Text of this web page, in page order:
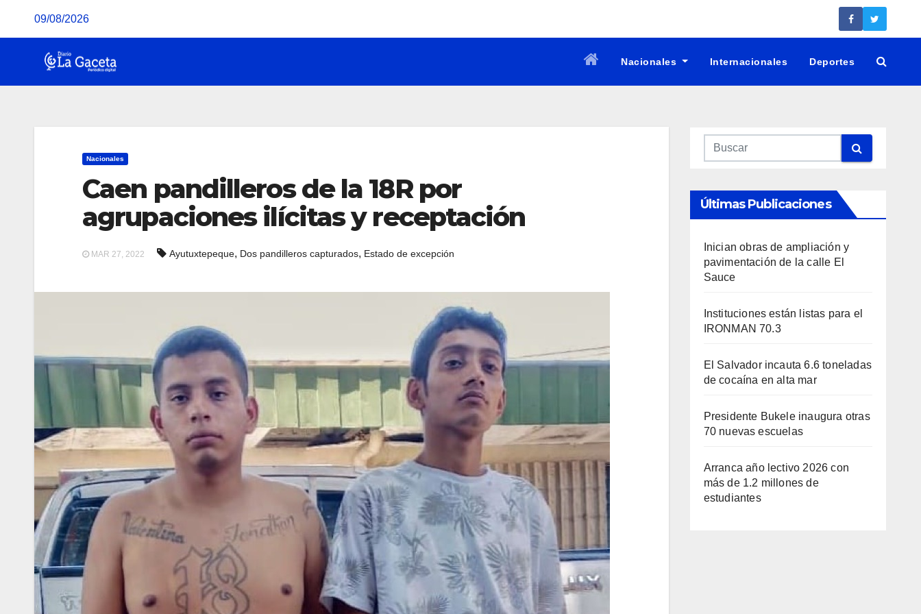
09/08/2026
Nacionales Internacionales Deportes
Nacionales
Caen pandilleros de la 18R por
agrupaciones ilícitas y receptación
MAR 27, 2022 Ayutuxtepeque, Dos pandilleros capturados, Estado de excepción
Últimas Publicaciones
Inician obras de ampliación y
pavimentación de la calle El
Sauce
Instituciones están listas para el
IRONMAN 70.3
El Salvador incauta 6.6 toneladas
de cocaína en alta mar
Presidente Bukele inaugura otras
70 nuevas escuelas
Arranca año lectivo 2026 con
más de 1.2 millones de
estudiantes